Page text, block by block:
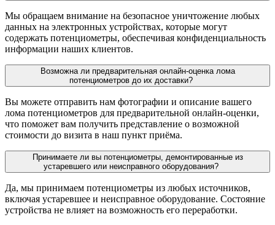
Мы обращаем внимание на безопасное уничтожение любых
данных на электронных устройствах, которые могут
содержать потенциометры, обеспечивая конфиденциальность
информации наших клиентов.
Возможна ли предварительная онлайн-оценка лома
потенциометров до их доставки?
Вы можете отправить нам фотографии и описание вашего
лома потенциометров для предварительной онлайн-оценки,
что поможет вам получить представление о возможной
стоимости до визита в наш пункт приёма.
Принимаете ли вы потенциометры, демонтированные из
устаревшего или неисправного оборудования?
Да, мы принимаем потенциометры из любых источников,
включая устаревшее и неисправное оборудование. Состояние
устройства не влияет на возможность его переработки.